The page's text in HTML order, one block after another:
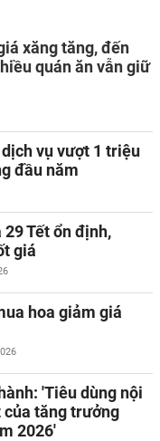
xăng tăng, đến
quán ăn vẫn giữ
vụ vượt 1 triệu
đầu năm
Tết ổn định,
giá
hoa giảm giá
'Tiêu dùng nội
của tăng trưởng
2026'